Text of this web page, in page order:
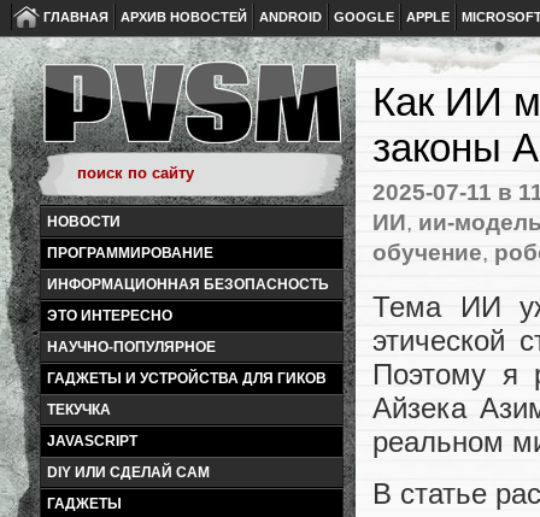
ГЛАВНАЯ АРХИВ НОВОСТЕЙ ANDROID GOOGLE APPLE
НОВОСТИ
ПРОГРАММИРОВАНИЕ
ИНФОРМАЦИОННАЯ БЕЗОПАСНОСТЬ
ЭТО ИНТЕРЕСНО
НАУЧНО-ПОПУЛЯРНОЕ
ГАДЖЕТЫ И УСТРОЙСТВА ДЛЯ ГИКОВ
ТЕКУЧКА
JAVASCRIPT
DIY ИЛИ СДЕЛАЙ САМ
ГАДЖЕТЫ
Как ИИ
законы
2025-07-11 в
ИИ, ии-
обучение,
Тема ИИ
этической
Поэтому я
Айзека
реальном
В статье